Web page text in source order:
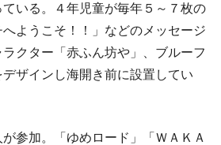
いる。４年児童が毎年５～７枚の
ようこそ！！」などのメッセージ
クター「赤ふん坊や」、ブルーフ
ザインし海開き前に設置してい
参加。「ゆめロード」「ＷＡＫＡ